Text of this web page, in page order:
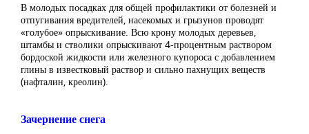
В молодых посадках для общей профилактики от болезней и
отпугивания вредителей, насекомых и грызунов проводят
«голубое» опрыскивание. Всю крону молодых деревьев,
штамбы и стволики опрыскивают 4-процентным раствором
бордоской жидкости или железного купороса с добавлением
глины в известковый раствор и сильно пахнущих веществ
(нафталин, креолин).
Зачернение снега